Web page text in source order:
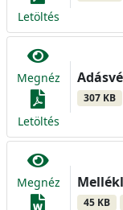
Letöltés
Megnéz
Letöltés
307 KB
Megnéz
45 KB